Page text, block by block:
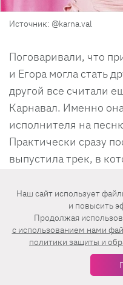
Источник: @karna.val
Поговаривали, что
и Егора могла стать
другой все считали
Карнавал. Именно
исполнителя на
Практически сразу
выпустила трек, в
Тогда все решили,
Ну, а дальше все, как
публикации в
признание Вали.
Наш сайт использует
и повысить
Продолжая
c использованием нами
политики защиты и